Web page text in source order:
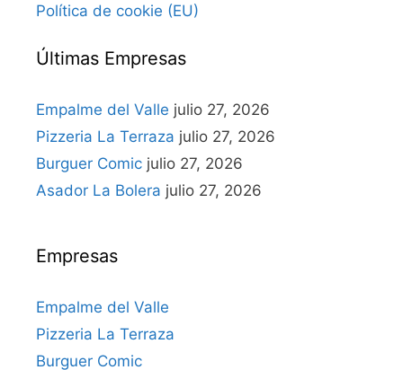
Política de cookie (EU)
Últimas Empresas
Empalme del Valle julio 27, 2026
Pizzeria La Terraza julio 27, 2026
Burguer Comic julio 27, 2026
Asador La Bolera julio 27, 2026
Empresas
Empalme del Valle
Pizzeria La Terraza
Burguer Comic